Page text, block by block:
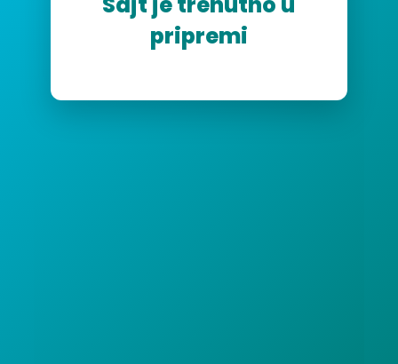
pripremi